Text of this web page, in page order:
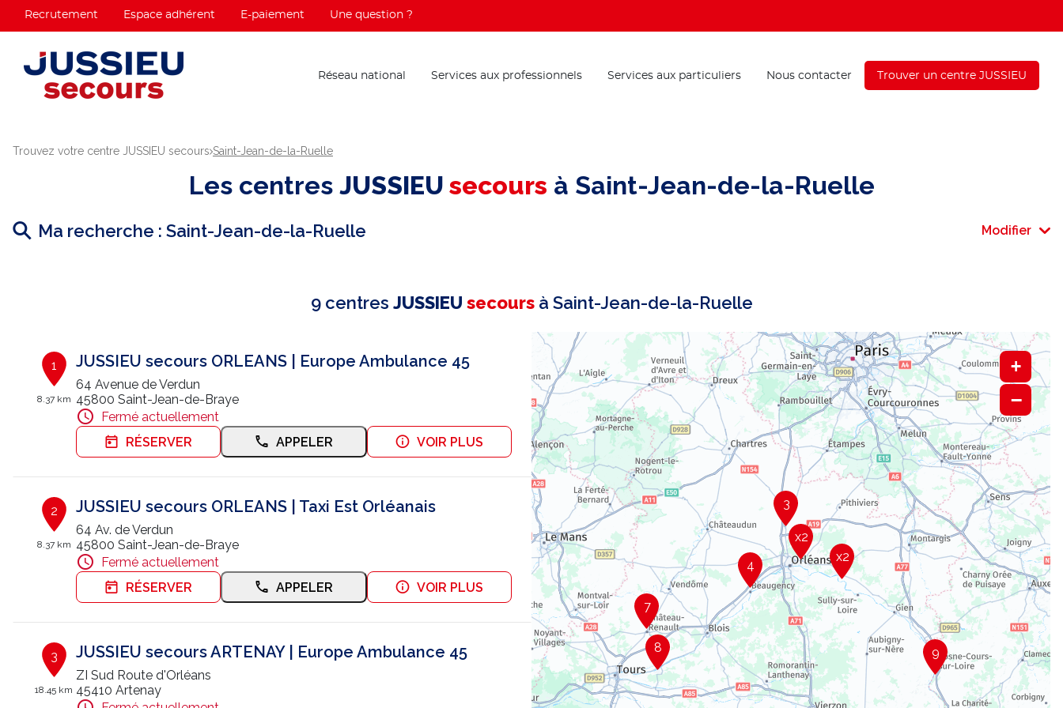
Recrutement Espace adhérent E-paiement Une question ?
Réseau national Services aux professionnels Services aux particuliers Nous contacter Trouver un centre JUSSIEU
Trouvez votre centre JUSSIEU secours Saint-Jean-de-la-Ruelle
Les centres JUSSIEU secours à Saint-Jean-de-la-Ruelle
Ma recherche : Saint-Jean-de-la-Ruelle Modifier
9 centres JUSSIEU secoursà Saint-Jean-de-la-Ruelle
1
8.37 km
JUSSIEU secours ORLEANS | Europe Ambulance 45
64 Avenue de Verdun
45800 Saint-Jean-de-Braye
Fermé actuellement
RÉSERVER
APPELER VOIR PLUS
2
8.37 km
JUSSIEU secours ORLEANS | Taxi Est Orléanais
64 Av. de Verdun
45800 Saint-Jean-de-Braye
Fermé actuellement
RÉSERVER
APPELER VOIR PLUS
3
18.45 km
JUSSIEU secours ARTENAY | Europe Ambulance 45
ZI Sud Route d'Orléans
45410 Artenay
9
8
7
4
3
x2
x2
+
−